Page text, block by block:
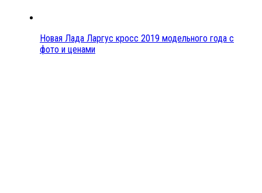
Новая Лада Ларгус кросс 2019 модельного года с
фото и ценами